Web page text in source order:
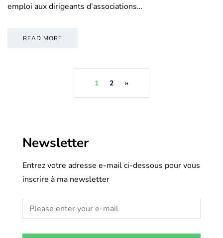
emploi aux dirigeants d’associations…
READ MORE
1 2 »
Newsletter
Entrez votre adresse e-mail ci-dessous pour vous
inscrire à ma newsletter